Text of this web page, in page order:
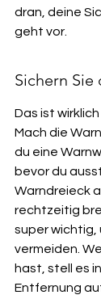
dran, deine
geht vor.
Sichern
Das ist
Mach die
du eine
bevor du
Warndreieck
rechtzeitig
super wichtig,
vermeiden.
hast, stell es
Entfernung